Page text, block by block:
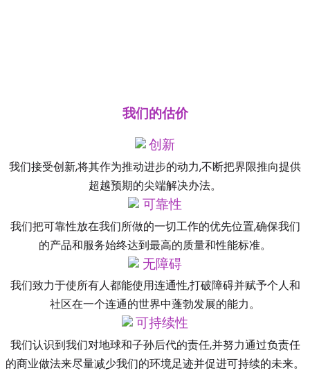
我们的估价
创新
我们接受创新,将其作为推动进步的动力,不断把界限推向提供
超越预期的尖端解决办法。
可靠性
我们把可靠性放在我们所做的一切工作的优先位置,确保我们
的产品和服务始终达到最高的质量和性能标准。
无障碍
我们致力于使所有人都能使用连通性,打破障碍并赋予个人和
社区在一个连通的世界中蓬勃发展的能力。
可持续性
我们认识到我们对地球和子孙后代的责任,并努力通过负责任
的商业做法来尽量减少我们的环境足迹并促进可持续的未来。